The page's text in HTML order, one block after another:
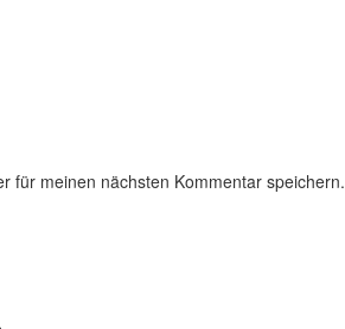
für meinen nächsten Kommentar speichern.